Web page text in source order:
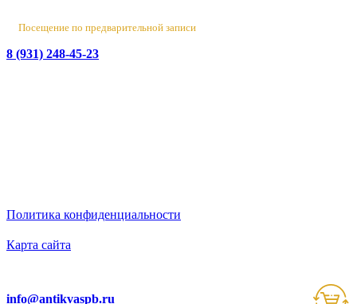
Посещение по предварительной записи
8 (931) 248-45-23
Политика конфиденциальности
Карта сайта
info@antikvaspb.ru